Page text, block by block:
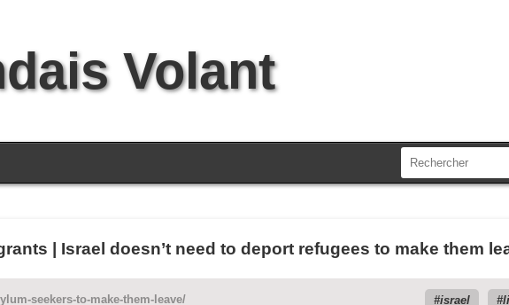
Volant
| Israel doesn’t need to deport refugees to make them
seekers-to-make-them-leave/ israel